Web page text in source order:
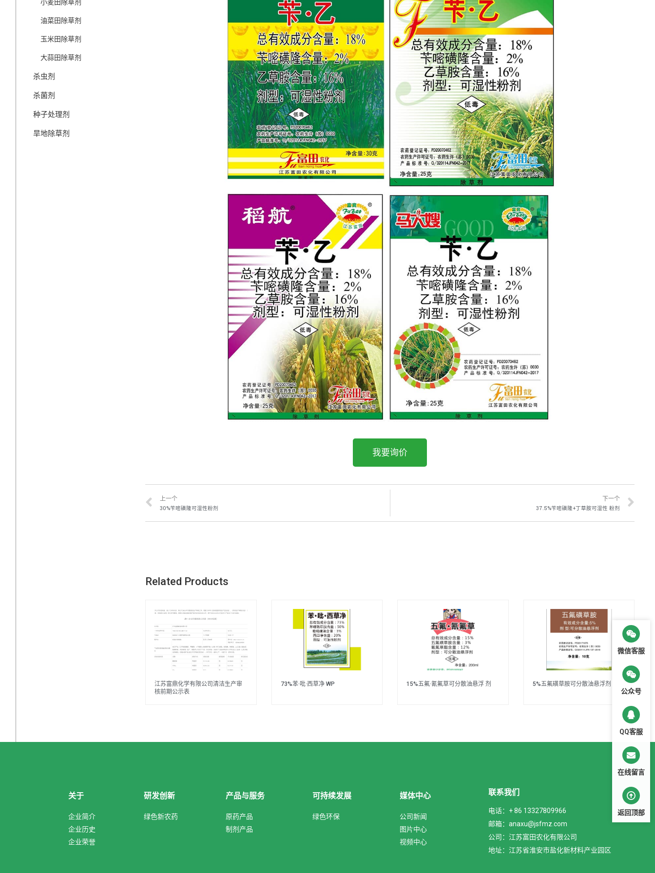
小麦田除草剂
油菜田除草剂
玉米田除草剂
大蒜田除草剂
杀虫剂
杀菌剂
种子处理剂
旱地除草剂
我要询价
上一个
30%苄嘧磺隆可湿性粉剂
下一个
37.5%苄嘧磺隆+丁草胺可湿性 粉剂
Related Products
江苏富鼎化学有限公司清洁生产审
核前期公示表
73%苯·吡·西草净 WP 15%五氟·氰氟草可分散油悬浮 剂 5%五氟磺草胺可分散油悬浮剂
关于
企业简介
企业历史
企业荣誉
研发创新
绿色新农药
产品与服务
原药产品
制剂产品
可持续发展
绿色环保
媒体中心
公司新闻
图片中心
视频中心
联系我们
电话：+ 86 13327809966
邮箱：anaxu@jsfmz.com
公司：江苏富田农化有限公司
地址：江苏省淮安市盐化新材料产业园区
微信客服
公众号
QQ客服
在线留言
返回顶部